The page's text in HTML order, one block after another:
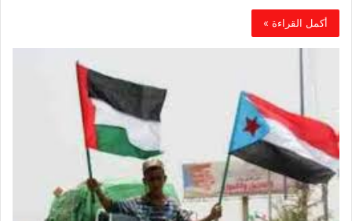
أكمل القراءة »